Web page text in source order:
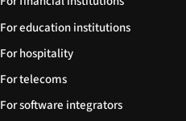
For education institutions
For hospitality
For telecoms
For software integrators